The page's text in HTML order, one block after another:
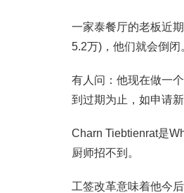
一家泰餐厅的老板近
5.2万)，他们就会倒闭
有人问：他现在做一
到过期为止，如申请
Charn Tiebtienrat是
厨师招不到。
工签改革意味着他今